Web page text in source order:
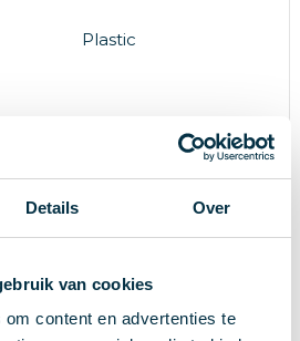
Details Over
van cookies
content en advertenties te
Plastic
9603309000
85746
135 cm